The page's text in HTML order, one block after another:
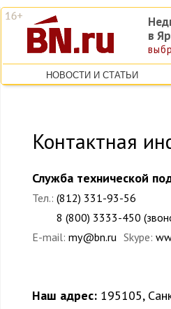
в
НОВОСТИ И СТАТЬИ
Контактная
Служба технической
Тел.: (812) 331-93-56
8 (800) 3333-450
E-mail: my@bn.ru Skype:
Наш адрес: 195105,